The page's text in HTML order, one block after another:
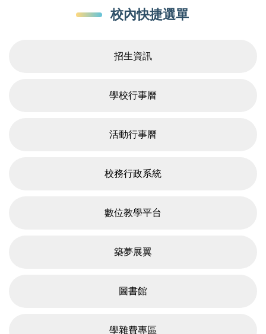
校內快捷選單
招生資訊
學校行事曆
活動行事曆
校務行政系統
數位教學平台
築夢展翼
圖書館
學雜費專區